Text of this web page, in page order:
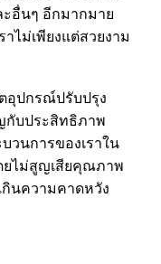
อื่นๆ อีกมากมาย
ไม่เพียงแต่สวยงาม
อุปกรณ์ปรับปรุง
กับประสิทธิภาพ
วนการของเราใน
ไม่สูญเสียคุณภาพ
กินความคาดหวัง